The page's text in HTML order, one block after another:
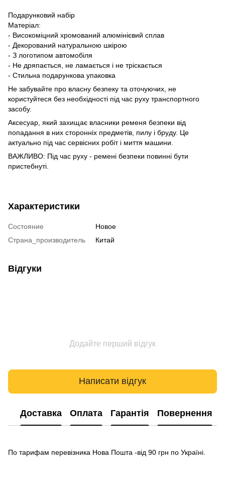
Подарунковий набір
Матеріал:
- Високоміцний хромований алюмінієвий сплав
- Декорований натуральною шкірою
- З логотипом автомобіля
- Не дряпається, не ламається і не тріскається
- Стильна подарункова упаковка
Не забувайте про власну безпеку та оточуючих, не
користуйтеся без необхідності під час руху транспортного
засобу.
Аксесуар, який захищає власники ременя безпеки від
попадання в них сторонніх предметів, пилу і бруду. Це
актуально під час сервісних робіт і миття машини.
ВАЖЛИВО: Під час руху - ремені безпеки повинні бути
пристебнуті.
Характеристики
Состояние
Новое
Страна_производитель
Китай
Відгуки
Додайте перший відгук
Написати відгук
Доставка Оплата Гарантія Повернення
По тарифам перевізника Нова Пошта -від 90 грн по Україні.